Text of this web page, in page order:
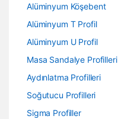
Alüminyum Köşebent
Alüminyum T Profil
Alüminyum U Profil
Masa Sandalye Profilleri
Aydınlatma Profilleri
Soğutucu Profilleri
Sigma Profiller